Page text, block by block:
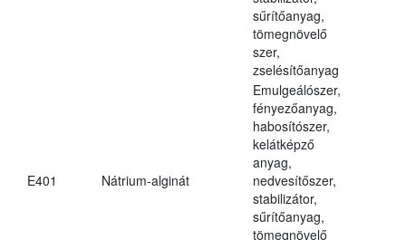
sűrítőanyag,
tömegnövelő
szer,
zselésítőanyag
E401 Nátrium-alginát
Emulgeálószer,
fényezőanyag,
habosítószer,
kelátképző
anyag,
nedvesítőszer,
stabilizátor,
sűrítőanyag,
tömegnövelő